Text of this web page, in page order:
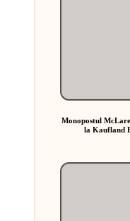
Monopostul
la Kaufland